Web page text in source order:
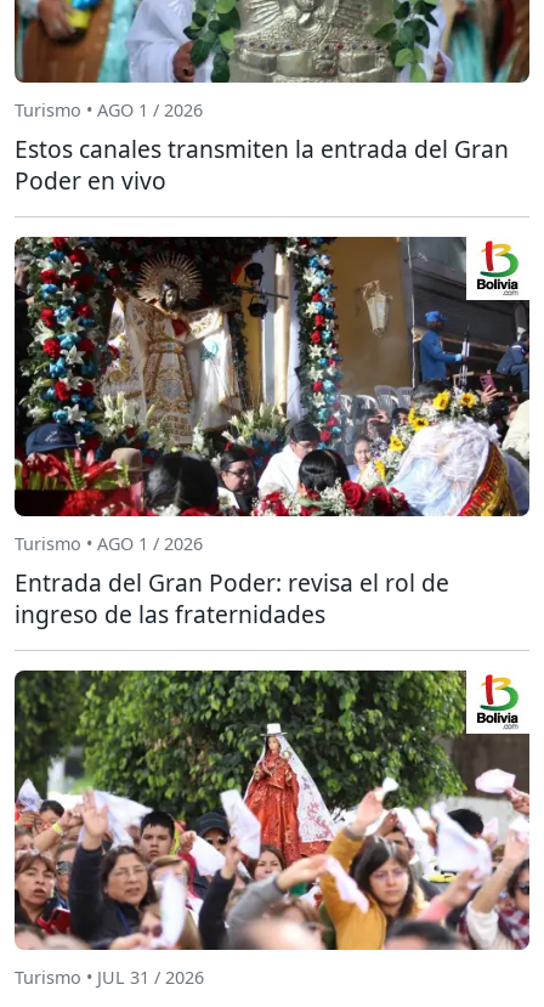
Turismo • AGO 1 / 2026
Estos canales transmiten la entrada del Gran
Poder en vivo
Turismo • AGO 1 / 2026
Entrada del Gran Poder: revisa el rol de
ingreso de las fraternidades
Turismo • JUL 31 / 2026